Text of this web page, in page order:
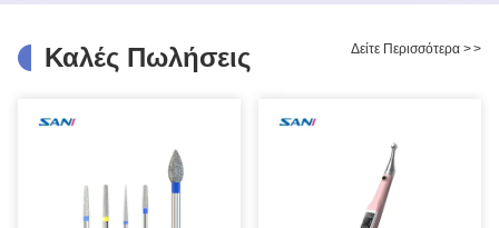
Καλές Πωλήσεις Δείτε Περισσότερα >>